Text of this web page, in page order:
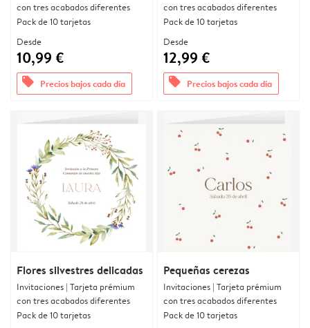
con tres acabados diferentes
Pack de 10 tarjetas
Desde
10,99 €
offers Precios bajos cada día
con tres acabados diferentes
Pack de 10 tarjetas
Desde
12,99 €
offers Precios bajos cada día
Flores silvestres delicadas
Invitaciones | Tarjeta prémium
con tres acabados diferentes
Pack de 10 tarjetas
Pequeñas cerezas
Invitaciones | Tarjeta prémium
con tres acabados diferentes
Pack de 10 tarjetas